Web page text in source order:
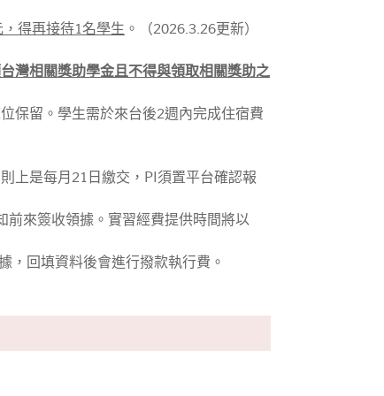
得再接待1名學生 。（2026.3.26更新）
灣相關獎助學金且不得與領取相關獎助之
保留。學生需於來台後2週內完成住宿費
上是每月21日繳交，PI須置平台確認報
前來簽收領據。實習經費提供時間將以
，回填資料後會進行撥款執行費。